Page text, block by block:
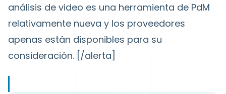
análisis de video es una herramienta de PdM
relativamente nueva y los proveedores
apenas están disponibles para su
consideración. [/alerta]